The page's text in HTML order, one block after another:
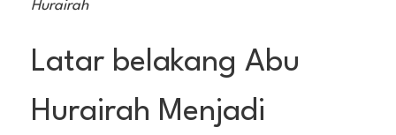
Hurairah
Latar belakang Abu
Hurairah Menjadi